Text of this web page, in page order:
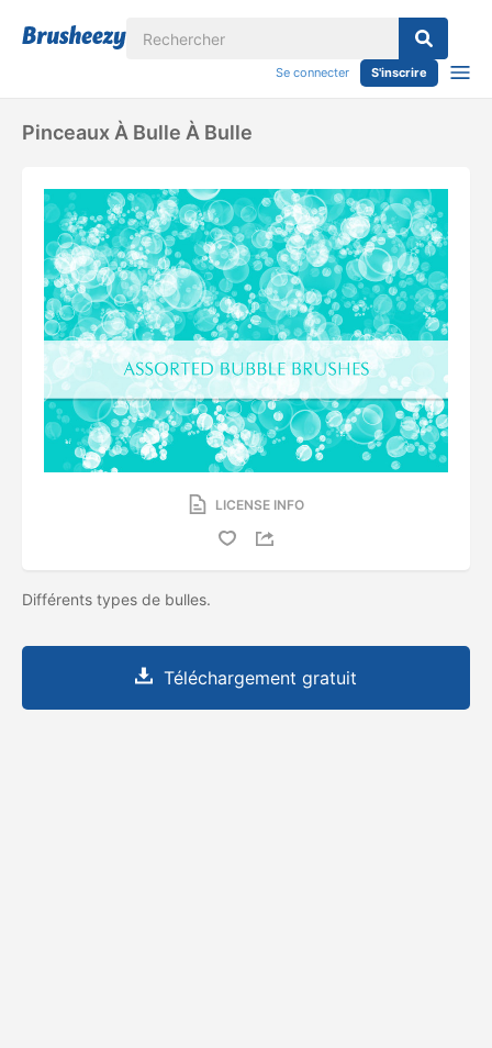
Se connecter S'inscrire
Pinceaux À Bulle À Bulle
LICENSE INFO
Différents types de bulles.
Téléchargement gratuit